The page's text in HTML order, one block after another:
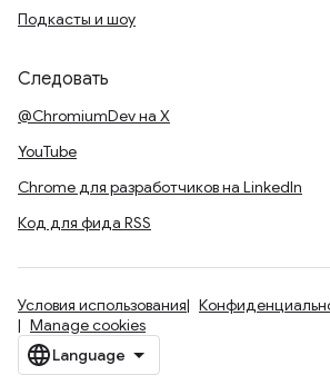
Подкасты и шоу
Следовать
@ChromiumDev на X
YouTube
Chrome для разработчиков на LinkedIn
Код для фида RSS
Условия использования
Manage cookies